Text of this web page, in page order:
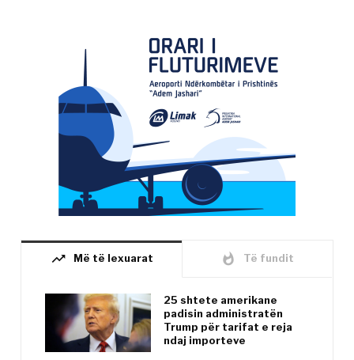
trending_up Më të lexuarat whatshot Të fundit
25 shtete amerikane
padisin administratën
Trump për tarifat e reja
ndaj importeve